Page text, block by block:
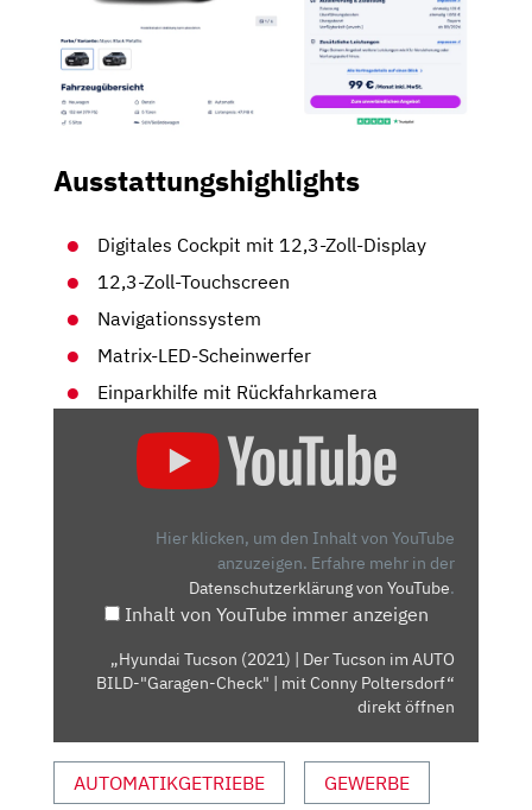
Ausstattungshighlights
Digitales Cockpit mit 12,3-Zoll-Display
12,3-Zoll-Touchscreen
Navigationssystem
Matrix-LED-Scheinwerfer
Einparkhilfe mit Rückfahrkamera
"GARAGEN-
CHECK"
CONNY
POLTERSDORF“
Hier klicken, um den Inhalt von YouTube
anzuzeigen. Erfahre mehr in der
Datenschutzerklärung von YouTube.
Inhalt von YouTube immer anzeigen
„Hyundai Tucson (2021) | Der Tucson im AUTO
BILD-"Garagen-Check" | mit Conny Poltersdorf“
direkt öffnen
AUTOMATIKGETRIEBE GEWERBE